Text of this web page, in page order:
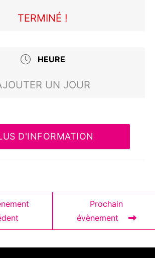
TERMINÉ !
HEURE
UN JOUR
D'INFORMATION
Prochain
évènement